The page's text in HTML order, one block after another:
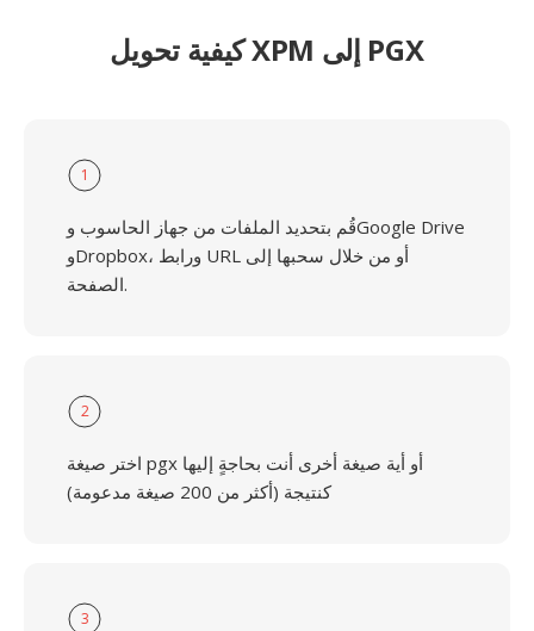
كيفية تحويل XPM إلى PGX
1
قُم بتحديد الملفات من جهاز الحاسوب وGoogle Drive
وDropbox، ورابط URL أو من خلال سحبها إلى
الصفحة.
2
اختر صيغة pgx أو أية صيغة أخرى أنت بحاجةٍ إليها
كنتيجة (أكثر من 200 صيغة مدعومة)
3